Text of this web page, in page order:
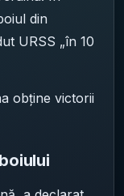
din
URSS „în 10
obține victorii